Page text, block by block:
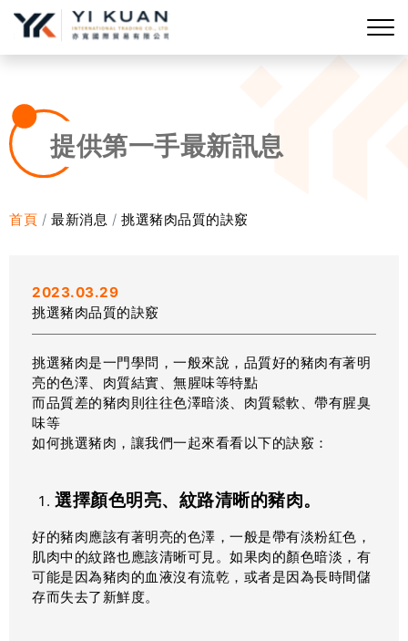
提供第一手最新訊息
首頁 最新消息 挑選豬肉品質的訣竅
2023.03.29
挑選豬肉品質的訣竅
挑選豬肉是一門學問，一般來說，品質好的豬肉有著明
亮的色澤、肉質結實、無腥味等特點
而品質差的豬肉則往往色澤暗淡、肉質鬆軟、帶有腥臭
味等
如何挑選豬肉，讓我們一起來看看以下的訣竅：
選擇顏色明亮、紋路清晰的豬肉。
好的豬肉應該有著明亮的色澤，一般是帶有淡粉紅色，
肌肉中的紋路也應該清晰可見。如果肉的顏色暗淡，有
可能是因為豬肉的血液沒有流乾，或者是因為長時間儲
存而失去了新鮮度。